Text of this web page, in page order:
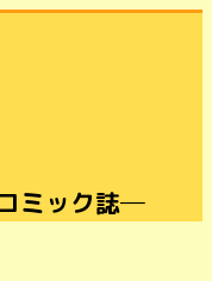
ミック誌─